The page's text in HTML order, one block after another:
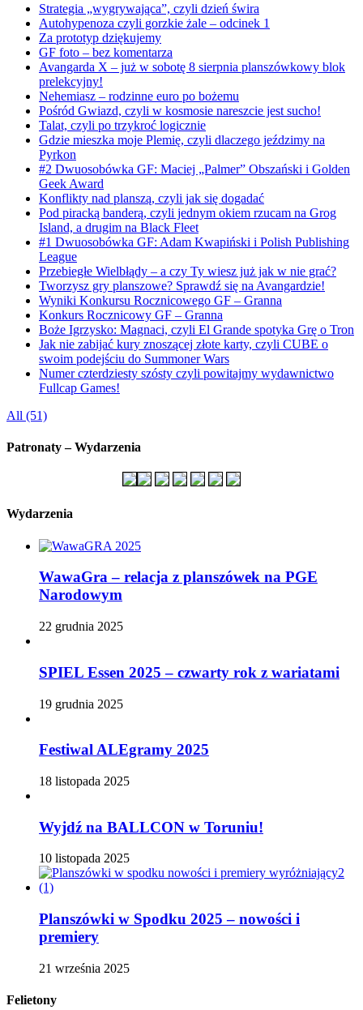
Strategia „wygrywająca”, czyli dzień świra
Autohypenoza czyli gorzkie żale – odcinek 1
Za prototyp dziękujemy
GF foto – bez komentarza
Avangarda X – już w sobotę 8 sierpnia planszówkowy blok
prelekcyjny!
Nehemiasz – rodzinne euro po bożemu
Pośród Gwiazd, czyli w kosmosie nareszcie jest sucho!
Talat, czyli po trzykroć logicznie
Gdzie mieszka moje Plemię, czyli dlaczego jeździmy na
Pyrkon
#2 Dwuosobówka GF: Maciej „Palmer” Obszański i Golden
Geek Award
Konflikty nad planszą, czyli jak się dogadać
Pod piracką banderą, czyli jednym okiem rzucam na Grog
Island, a drugim na Black Fleet
#1 Dwuosobówka GF: Adam Kwapiński i Polish Publishing
League
Przebiegłe Wielbłądy – a czy Ty wiesz już jak w nie grać?
Tworzysz gry planszowe? Sprawdź się na Avangardzie!
Wyniki Konkursu Rocznicowego GF – Granna
Konkurs Rocznicowy GF – Granna
Boże Igrzysko: Magnaci, czyli El Grande spotyka Grę o Tron
Jak nie zabijać kury znoszącej złote karty, czyli CUBE o
swoim podejściu do Summoner Wars
Numer czterdziesty szósty czyli powitajmy wydawnictwo
Fullcap Games!
All (51)
Patronaty – Wydarzenia
Wydarzenia
WawaGra – relacja z planszówek na PGE
Narodowym
22 grudnia 2025
SPIEL Essen 2025 – czwarty rok z wariatami
19 grudnia 2025
Festiwal ALEgramy 2025
18 listopada 2025
Wyjdź na BALLCON w Toruniu!
10 listopada 2025
Planszówki w Spodku 2025 – nowości i
premiery
21 września 2025
Felietony